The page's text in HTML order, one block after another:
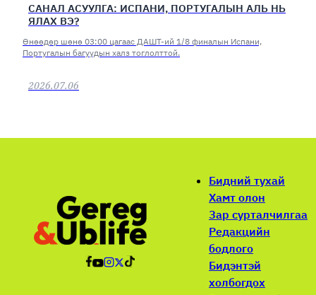
САНАЛ АСУУЛГА: ИСПАНИ, ПОРТУГАЛЫН АЛЬ НЬ
ЯЛАХ ВЭ?
Өнөөдөр шөнө 03:00 цагаас ДАШТ-ий 1/8 финалын Испани,
Португалын багуудын халз тоглолттой.
2026.07.06
Бидний тухай
Хамт олон
Зар сурталчилгаа
Редакцийн
бодлого
Бидэнтэй
холбогдох